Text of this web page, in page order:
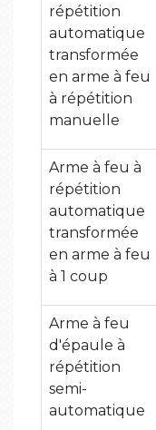
répétition
automatique
transformée
en arme à feu
à répétition
manuelle
Arme à feu à
répétition
automatique
transformée
en arme à feu
à 1 coup
Arme à feu
d'épaule à
répétition
semi-
automatique